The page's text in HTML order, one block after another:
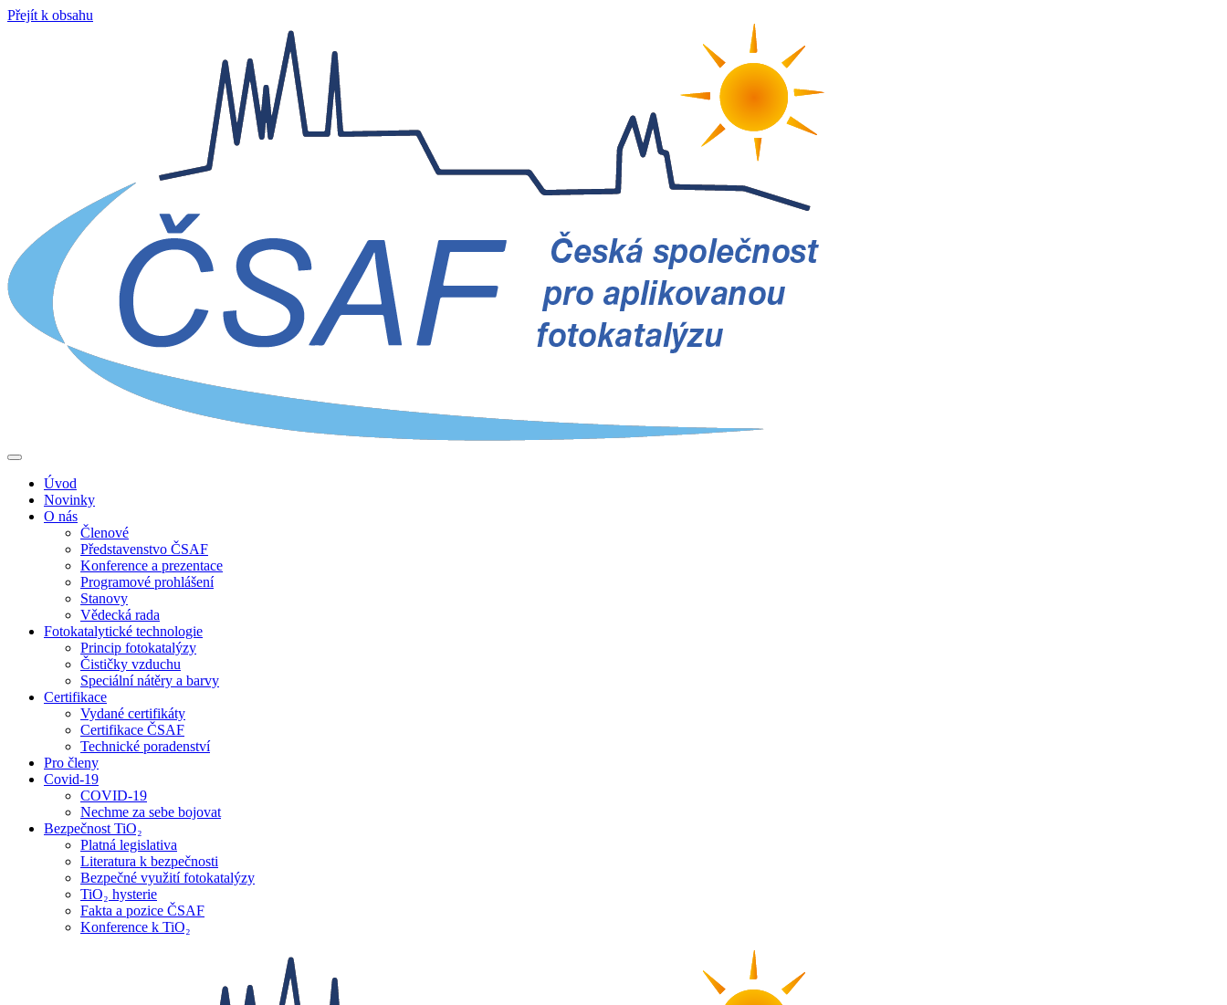
Přejít k obsahu
Úvod
Novinky
O nás
Členové
Představenstvo ČSAF
Konference a prezentace
Programové prohlášení
Stanovy
Vědecká rada
Fotokatalytické technologie
Princip fotokatalýzy
Čističky vzduchu
Speciální nátěry a barvy
Certifikace
Vydané certifikáty
Certifikace ČSAF
Technické poradenství
Pro členy
Covid-19
COVID-19
Nechme za sebe bojovat
Bezpečnost TiO₂
Platná legislativa
Literatura k bezpečnosti
Bezpečné využití fotokatalýzy
TiO₂ hysterie
Fakta a pozice ČSAF
Konference k TiO₂